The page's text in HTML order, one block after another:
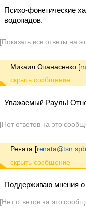
Психо-фонетические
водопадов.
[Показать все ответы на
Михаил Опанасенко [
Уважаемый Рауль!
[Нет ответов на это
Рената [
Поддерживаю мнения о
[Нет ответов на это